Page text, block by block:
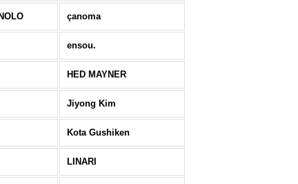
çanoma
ensou.
HED MAYNER
Jiyong Kim
Kota Gushiken
LINARI